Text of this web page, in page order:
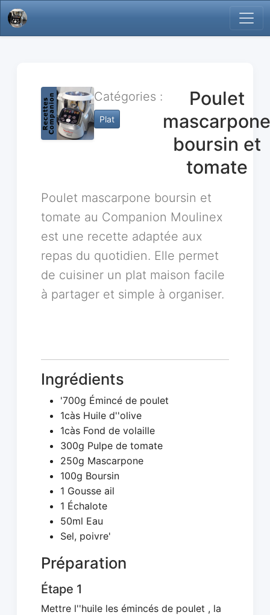
Catégories :
Plat
Poulet
mascarpone
boursin et
tomate
Poulet mascarpone boursin et
tomate au Companion Moulinex
est une recette adaptée aux
repas du quotidien. Elle permet
de cuisiner un plat maison facile
à partager et simple à organiser.
Ingrédients
'700g Émincé de poulet
1càs Huile d''olive
1càs Fond de volaille
300g Pulpe de tomate
250g Mascarpone
100g Boursin
1 Gousse ail
1 Échalote
50ml Eau
Sel, poivre'
Préparation
Étape 1
Mettre l''huile les émincés de poulet , la